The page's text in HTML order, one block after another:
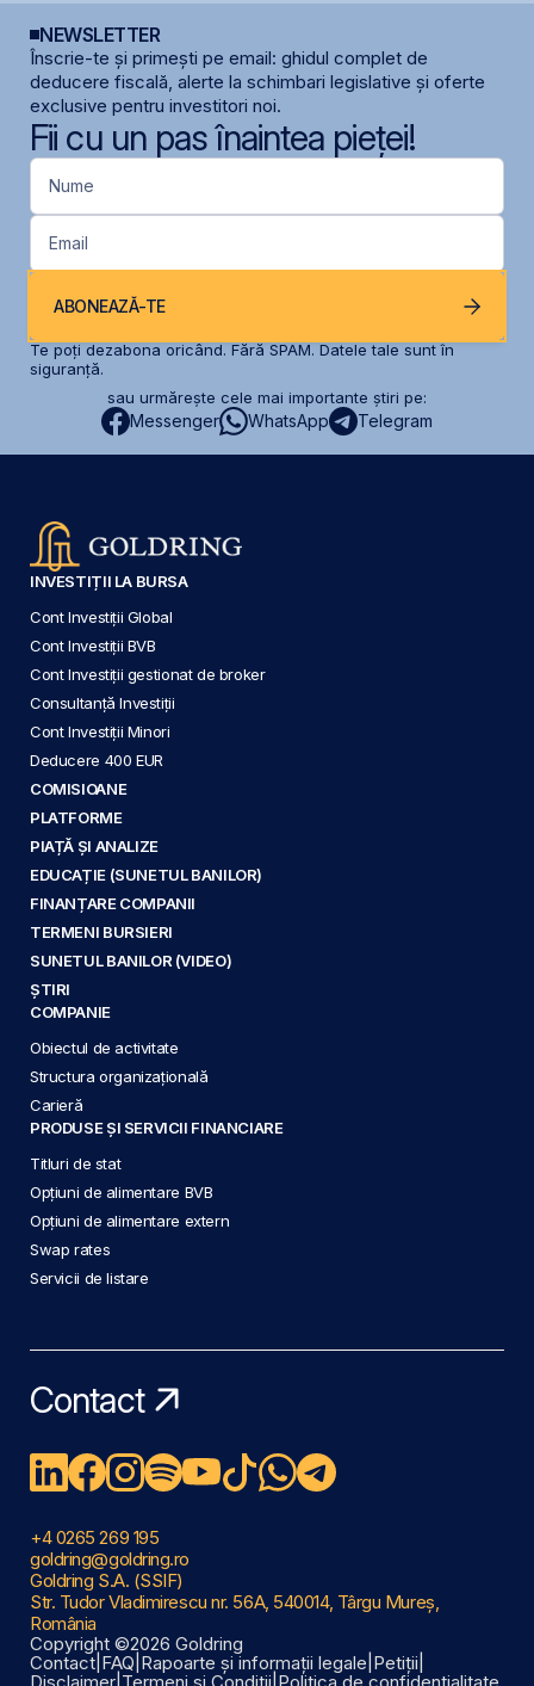
NEWSLETTER
Înscrie-te și primești pe email: ghidul complet de
deducere fiscală, alerte la schimbari legislative și oferte
exclusive pentru investitori noi.
Fii cu un pas înaintea pieței!
Nume
Email
ABONEAZĂ-TE
Te poți dezabona oricând. Fără SPAM. Datele tale sunt în
siguranță.
sau urmărește cele mai importante știri pe:
Messenger WhatsApp Telegram
INVESTIȚII LA BURSA
Cont Investiții Global
Cont Investiții BVB
Cont Investiții gestionat de broker
Consultanță Investiții
Cont Investiții Minori
Deducere 400 EUR
COMISIOANE
PLATFORME
PIAȚĂ ȘI ANALIZE
EDUCAȚIE (SUNETUL BANILOR)
FINANȚARE COMPANII
TERMENI BURSIERI
SUNETUL BANILOR (VIDEO)
ȘTIRI
COMPANIE
Obiectul de activitate
Structura organizațională
Carieră
PRODUSE ȘI SERVICII FINANCIARE
Titluri de stat
Opțiuni de alimentare BVB
Opțiuni de alimentare extern
Swap rates
Servicii de listare
Contact
+4 0265 269 195
goldring@goldring.ro
Goldring S.A. (SSIF)
Str. Tudor Vladimirescu nr. 56A, 540014, Târgu Mureș,
România
Copyright ©2026 Goldring
Contact FAQ Rapoarte și informații legale Petiții